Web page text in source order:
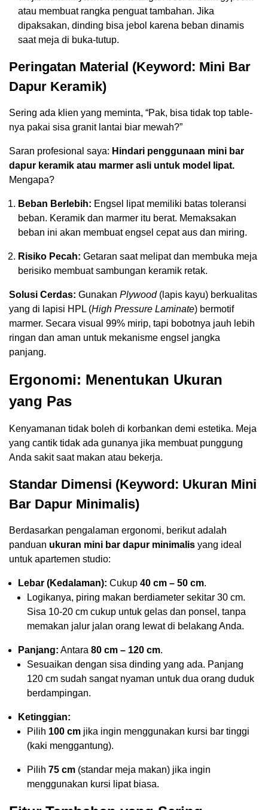
atau membuat rangka penguat tambahan. Jika
dipaksakan, dinding bisa jebol karena beban dinamis
saat meja di buka-tutup.
Peringatan Material (Keyword: Mini Bar
Dapur Keramik)
Sering ada klien yang meminta, “Pak, bisa tidak top table-
nya pakai sisa granit lantai biar mewah?”
Saran profesional saya: Hindari penggunaan mini bar
dapur keramik atau marmer asli untuk model lipat.
Mengapa?
Beban Berlebih: Engsel lipat memiliki batas toleransi
beban. Keramik dan marmer itu berat. Memaksakan
beban ini akan membuat engsel cepat aus dan miring.
Risiko Pecah: Getaran saat melipat dan membuka meja
berisiko membuat sambungan keramik retak.
Solusi Cerdas: Gunakan Plywood(lapis kayu) berkualitas
yang di lapisi HPL (High Pressure Laminate) bermotif
marmer. Secara visual 99% mirip, tapi bobotnya jauh lebih
ringan dan aman untuk mekanisme engsel jangka
panjang.
Ergonomi: Menentukan Ukuran
yang Pas
Kenyamanan tidak boleh di korbankan demi estetika. Meja
yang cantik tidak ada gunanya jika membuat punggung
Anda sakit saat makan atau bekerja.
Standar Dimensi (Keyword: Ukuran Mini
Bar Dapur Minimalis)
Berdasarkan pengalaman ergonomi, berikut adalah
panduan ukuran mini bar dapur minimalis yang ideal
untuk apartemen studio:
Lebar (Kedalaman): Cukup 40 cm – 50 cm.
Logikanya, piring makan berdiameter sekitar 30 cm.
Sisa 10-20 cm cukup untuk gelas dan ponsel, tanpa
memakan jalur jalan orang lewat di belakang Anda.
Panjang: Antara 80 cm – 120 cm.
Sesuaikan dengan sisa dinding yang ada. Panjang
120 cm sudah sangat nyaman untuk dua orang duduk
berdampingan.
Ketinggian:
Pilih 100 cm jika ingin menggunakan kursi bar tinggi
(kaki menggantung).
Pilih 75 cm (standar meja makan) jika ingin
menggunakan kursi lipat biasa.